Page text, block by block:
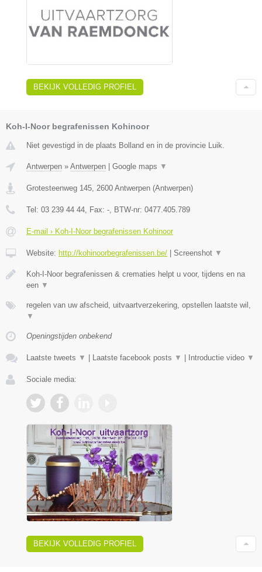
BEKIJK VOLLEDIG PROFIEL
Koh-I-Noor begrafenissen Kohinoor
Niet gevestigd in de plaats Bolland en in de provincie Luik.
Antwerpen » Antwerpen Google maps ▼
Grotesteenweg 145, 2600 Antwerpen (Antwerpen)
Tel: 03 239 44 44, Fax: -, BTW-nr: 0477.405.789
E-mail › Koh-I-Noor begrafenissen Kohinoor
Website: http://kohinoorbegrafenissen.be/ Screenshot ▼
Koh-I-Noor begrafenissen & crematies helpt u voor, tijdens en na
een ▼
regelen van uw afscheid, uitvaartverzekering, opstellen laatste wil,
▼
Openingstijden onbekend
Laatste tweets ▼ Laatste facebook posts ▼ Introductie video ▼
Sociale media:
BEKIJK VOLLEDIG PROFIEL